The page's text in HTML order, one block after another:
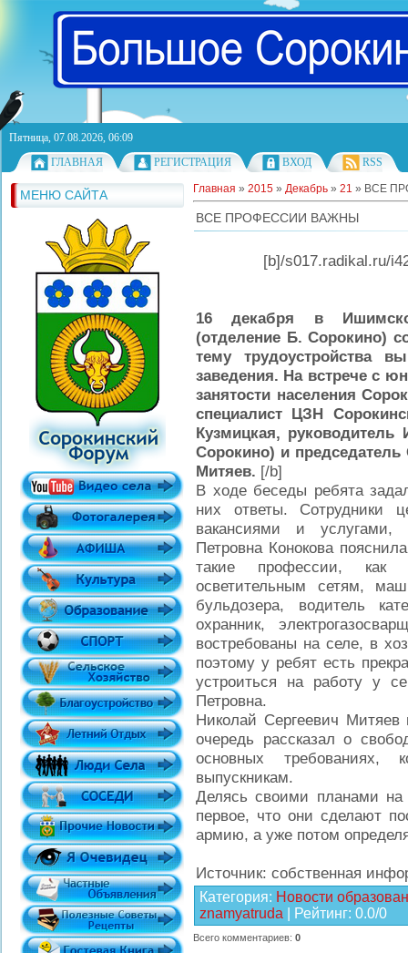
Пятница, 07.08.2026, 06:09
ГЛАВНАЯ
РЕГИСТРАЦИЯ ВХОД RSS
МЕНЮ САЙТА Главная » 2015 » Декабрь » 21 » ВСЕ
ВСЕ ПРОФЕССИИ ВАЖНЫ
[b]/s017.radikal.ru/
16 декабря в
(отделение Б. Сорокино)
тему трудоустройства
заведения. На встрече с
занятости населения
специалист ЦЗН
Кузмицкая,
Сорокино) и
Митяев. [/b]
В ходе беседы ребята
них ответы. Сотрудники
вакансиями и услугами,
Петровна Конокова
такие профессии, как
осветительным сетям,
бульдозера, водитель
охранник,
востребованы на селе, в
поэтому у ребят есть
устроиться на работу у
Петровна.
Николай Сергеевич
очередь рассказал о
основных требованиях,
выпускникам.
Делясь своими планами на
первое, что они сделают
армию, а уже потом
Источник: собственная
Категория: Новости
znamyatruda
Рейтинг: 0.0/0
Всего комментариев: 0